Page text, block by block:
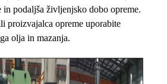
in podaljša življenjsko dobo opreme.
proizvajalca opreme uporabite
olja in mazanja.